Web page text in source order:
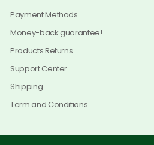
Payment Methods
Money-back guarantee!
Products Returns
Support Center
Shipping
Term and Conditions